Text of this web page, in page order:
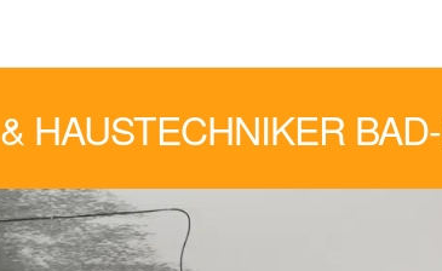
HAUSTECHNIKER